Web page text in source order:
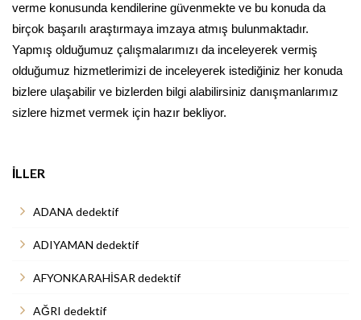
verme konusunda kendilerine güvenmekte ve bu konuda da
birçok başarılı araştırmaya imzaya atmış bulunmaktadır.
Yapmış olduğumuz çalışmalarımızı da inceleyerek vermiş
olduğumuz hizmetlerimizi de inceleyerek istediğiniz her konuda
bizlere ulaşabilir ve bizlerden bilgi alabilirsiniz danışmanlarımız
sizlere hizmet vermek için hazır bekliyor.
İLLER
ADANA dedektif
ADIYAMAN dedektif
AFYONKARAHİSAR dedektif
AĞRI dedektif